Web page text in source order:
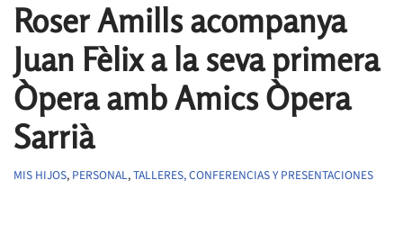
Roser Amills acompanya
Juan Fèlix a la seva primera
Òpera amb Amics Òpera
Sarrià
MIS HIJOS, PERSONAL,TALLERES, CONFERENCIAS Y PRESENTACIONES